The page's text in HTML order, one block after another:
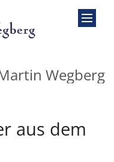
Wegberg
aus dem